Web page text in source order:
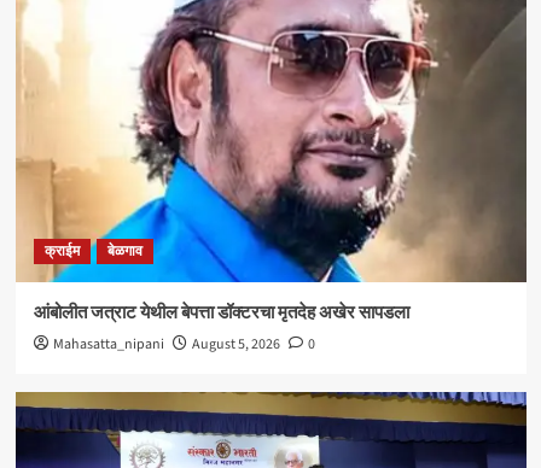
सांगली
मिरजेतील आयडियल स्मार्ट स्कूलमध्ये दहावीच्या विद्यार्थी
मंत्रिमंडळाचा पदग्रहण सोहळा
क्राईम बेळगाव
आंबोलीत जत्राट येथील बेपत्ता डॉक्टरचा मृतदेह अखेर सापडला
Mahasatta_nipani August 5, 2026 0